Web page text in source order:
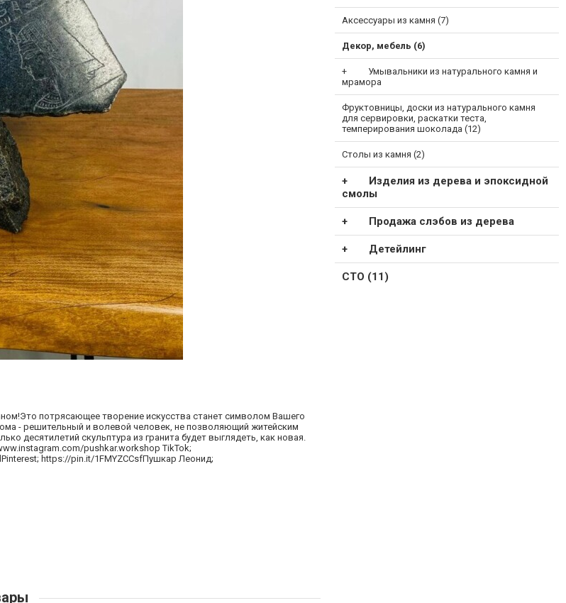
потрясающее творение искусства станет символом Вашего
- решительный и волевой человек, не позволяющий житейским
десятилетий скульптура из гранита будет выглядеть, как новая.
pushkar.workshop TikTok;
https://pin.it/1FMYZCCsfПушкар Леонид;
Аксессуары из камня (7)
Декор, мебель (6)
Умывальники из натурального камня и
мрамора
Фруктовницы, доски из натурального камня
для сервировки, раскатки теста,
темперирования шоколада (12)
Столы из камня (2)
Изделия из дерева и эпоксидной
смолы
Продажа слэбов из дерева
Детейлинг
СТО (11)